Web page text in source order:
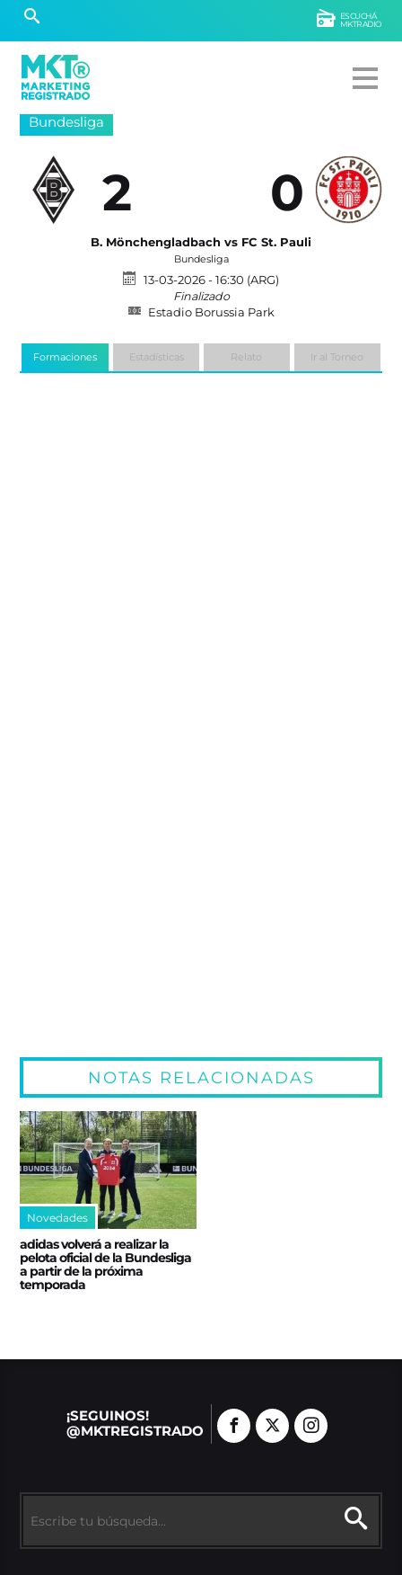
ESCUCHÁ
MKTRADIO
Bundesliga
2 0
B. Mönchengladbach vs FC St. Pauli
Bundesliga
13-03-2026 - 16:30 (ARG)
Finalizado
Estadio Borussia Park
Formaciones Estadísticas Relato Ir al Torneo
NOTAS RELACIONADAS
Novedades
adidas volverá a realizar la
pelota oficial de la Bundesliga
a partir de la próxima
temporada
¡SEGUINOS!
@MKTREGISTRADO